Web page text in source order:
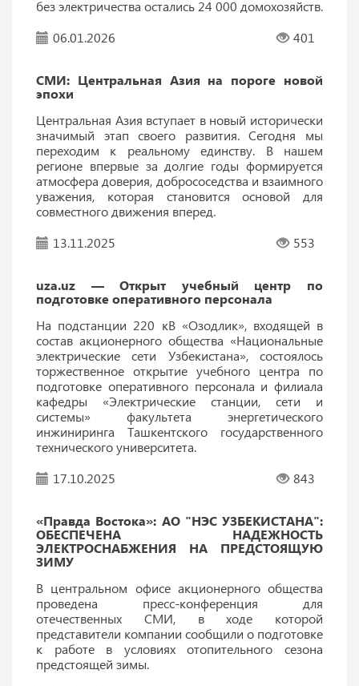
без электричества остались 24 000 домохозяйств.
06.01.2026
401
СМИ: Центральная Азия на пороге новой
эпохи
Центральная Азия вступает в новый исторически
значимый этап своего развития. Сегодня мы
переходим к реальному единству. В нашем
регионе впервые за долгие годы формируется
атмосфера доверия, добрососедства и взаимного
уважения, которая становится основой для
совместного движения вперед.
13.11.2025
553
uza.uz — Открыт учебный центр по
подготовке оперативного персонала
На подстанции 220 кВ «Озодлик», входящей в
состав акционерного общества «Национальные
электрические сети Узбекистана», состоялось
торжественное открытие учебного центра по
подготовке оперативного персонала и филиала
кафедры «Электрические станции, сети и
системы» факультета энергетического
инжиниринга Ташкентского государственного
технического университета.
17.10.2025
843
«Правда Востока»: АО "НЭС УЗБЕКИСТАНА":
ОБЕСПЕЧЕНА НАДЕЖНОСТЬ
ЭЛЕКТРОСНАБЖЕНИЯ НА ПРЕДСТОЯЩУЮ
ЗИМУ
В центральном офисе акционерного общества
проведена пресс-конференция для
отечественных СМИ, в ходе которой
представители компании сообщили о подготовке
к работе в условиях отопительного сезона
предстоящей зимы.